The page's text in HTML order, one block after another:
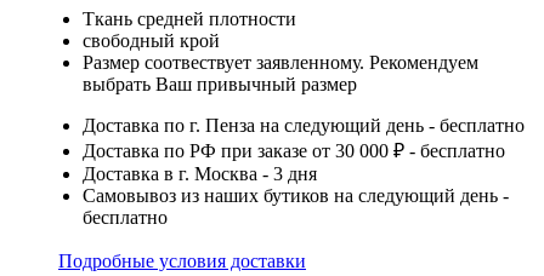
Ткань средней плотности
свободный крой
Размер соотвествует заявленному. Рекомендуем
выбрать Ваш привычный размер
Доставка по г. Пенза на следующий день - бесплатно
Доставка по РФ при заказе от 30 000 ₽ - бесплатно
Доставка в г. Москва - 3 дня
Самовывоз из наших бутиков на следующий день -
бесплатно
Подробные условия доставки